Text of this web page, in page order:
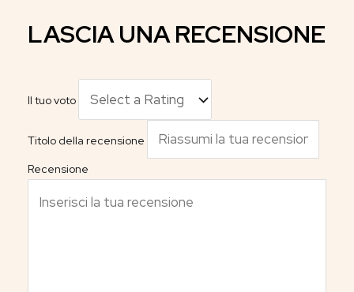
LASCIA UNA RECENSIONE
Il tuo voto
Titolo della recensione
Recensione